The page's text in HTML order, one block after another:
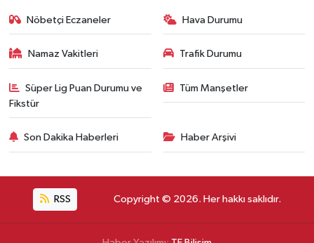
Nöbetçi Eczaneler Hava Durumu
Namaz Vakitleri Trafik Durumu
Süper Lig Puan Durumu ve
Fikstür
Tüm Manşetler
Son Dakika Haberleri Haber Arşivi
RSS Copyright © 2026. Her hakkı saklıdır.